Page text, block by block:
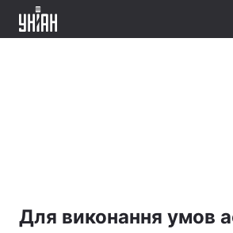
Для виконання умов